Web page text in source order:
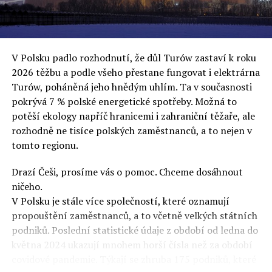
uvěří a nebudou se ptát na podrobnosti,“ řekl Rafał
Ziemkiewicz, redaktor týdeníku Do Rzeczy a ironicky
dodal: „Když se nynějšímu vedení státního hřebčince
podařilo prodat na aukci 10 plemenných koní za 600
000 euro, bylo to provládními médii oslavované jako
velký úspěch. Za vlády PiS se 14 koní prodalo za 2,5
milionu euro, což bylo stejnou mediální partou
komentováno jako konec polského chovu koní. Ve vidění
kontrolorů činnosti PiS ale určitě šlo při prodeji koní o
praní peněz či jinou nelegální činnost.“
Tuskova čísla jsou ale ujetá i jinde, pokračoval
Ziemkiewicz. „Ve vládní aféře PiS kolem vydávání víz
Tusk tvrdil, že za vlády dnešní opozice se nelegálně
prodalo 600 000 víz do Polska. Byla na to dokonce
vytvořena parlamentní vyšetřovací komise, která přišla
ale pouze na to, že 220 víz do Polska bylo
prostřednictvím úplatků uspíšeno, tedy že víza byla
V Polsku padlo rozhodnutí, že důl Turów zastaví k roku
2026 těžbu a podle všeho přestane fungovat i elektrárna
Turów, poháněná jeho hnědým uhlím. Ta v současnosti
pokrývá 7 % polské energetické spotřeby. Možná to
potěší ekology napříč hranicemi i zahraniční těžaře, ale
rozhodně ne tisíce polských zaměstnanců, a to nejen v
tomto regionu.
Drazí Češi, prosíme vás o pomoc. Chceme dosáhnout
ničeho.
V Polsku je stále více společností, které oznamují
propouštění zaměstnanců, a to včetně velkých státních
podniků. Poslední statistické údaje z období od ledna do
května 2024 ukazují mnohem horší čísla než za období